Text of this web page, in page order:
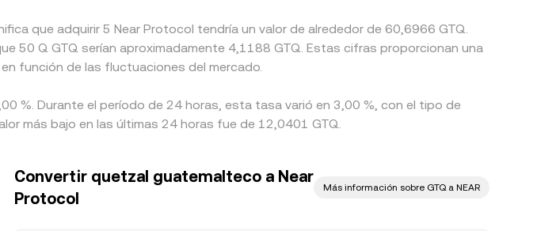
que adquirir 5 Near Protocol tendría un valor de alrededor de 60,6966 GTQ.
50 Q GTQ serían aproximadamente 4,1188 GTQ. Estas cifras proporcionan una
función de las fluctuaciones del mercado.
%. Durante el período de 24 horas, esta tasa varió en 3,00 %, con el tipo de
más bajo en las últimas 24 horas fue de 12,0401 GTQ.
Convertir quetzal guatemalteco a Near
Protocol
Más información sobre GTQ a NEAR